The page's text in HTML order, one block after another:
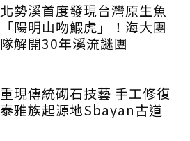
北勢溪首度發現台灣原生魚
「陽明山吻鰕虎」！海大團
隊解開30年溪流謎團
重現傳統砌石技藝 手工修復
泰雅族起源地Sbayan古道